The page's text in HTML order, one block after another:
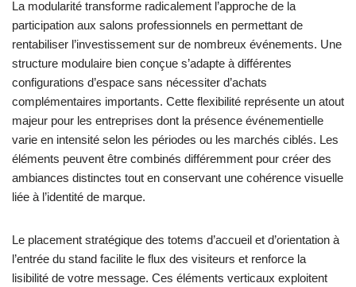
La modularité transforme radicalement l’approche de la
participation aux salons professionnels en permettant de
rentabiliser l’investissement sur de nombreux événements. Une
structure modulaire bien conçue s’adapte à différentes
configurations d’espace sans nécessiter d’achats
complémentaires importants. Cette flexibilité représente un atout
majeur pour les entreprises dont la présence événementielle
varie en intensité selon les périodes ou les marchés ciblés. Les
éléments peuvent être combinés différemment pour créer des
ambiances distinctes tout en conservant une cohérence visuelle
liée à l’identité de marque.
Le placement stratégique des totems d’accueil et d’orientation à
l’entrée du stand facilite le flux des visiteurs et renforce la
lisibilité de votre message. Ces éléments verticaux exploitent